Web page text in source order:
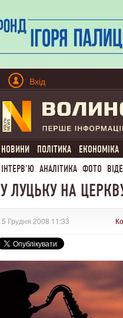
Вхід
НОВИНИ ПОЛІТИКА ЕКОНОМІКА
ІНТЕРВ'Ю АНАЛІТИКА ФОТО
У ЛУЦЬКУ НА
5 Грудня 2008 11:33